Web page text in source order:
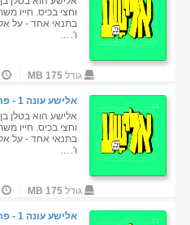
וחצי בכיס. חייו
בתנאי אחד - על
ו'. ...
גודל175 MB
אלישע עונה 1 - פרק 7
וחצי בכיס. חייו
בתנאי אחד - על
ו'. ...
גודל175 MB
אלישע עונה 1 - פרק 6